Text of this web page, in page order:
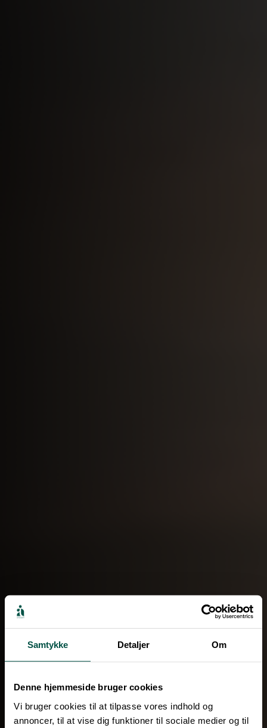
Samtykke Detaljer Om
Denne hjemmeside bruger cookies
Vi bruger cookies til at tilpasse vores indhold og
annoncer, til at vise dig funktioner til sociale medier og til